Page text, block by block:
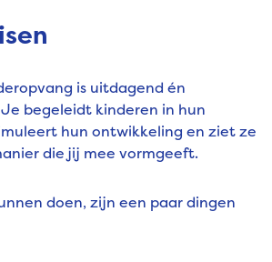
is uitdagend én
begeleidt kinderen in hun
hun ontwikkeling en ziet ze
die jij mee vormgeeft.
doen, zijn een paar dingen